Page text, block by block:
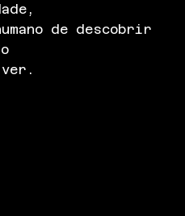
de descobrir